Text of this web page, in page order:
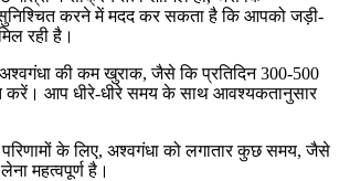
करने में मदद कर सकता है कि आपको जड़ी-
रही है।
अश्वगंधा की कम खुराक, जैसे कि प्रतिदिन 300-500
करें। आप धीरे-धीरे समय के साथ आवश्यकतानुसार
परिणामों के लिए, अश्वगंधा को लगातार कुछ समय, जैसे
महत्वपूर्ण है।